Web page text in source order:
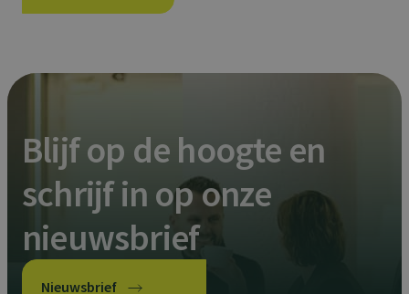
Blijf op de hoogte en
schrijf in op onze
nieuwsbrief
Nieuwsbrief